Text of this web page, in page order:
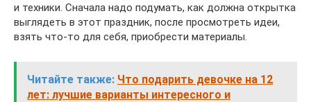
и техники. Сначала надо подумать, как должна открытка
выглядеть в этот праздник, после просмотреть идеи,
взять что-то для себя, приобрести материалы.
Читайте также: Что подарить девочке на 12
лет: лучшие варианты интересного и